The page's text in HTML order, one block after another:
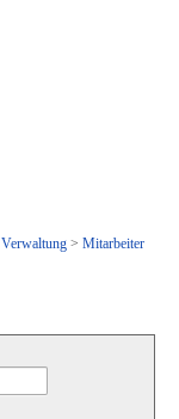
Verwaltung> Mitarbeiter